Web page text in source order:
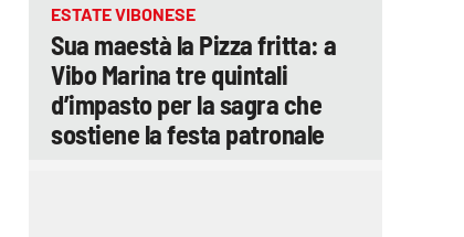
ESTATE VIBONESE
Sua maestà la Pizza fritta: a
Vibo Marina tre quintali
d’impasto per la sagra che
sostiene la festa patronale